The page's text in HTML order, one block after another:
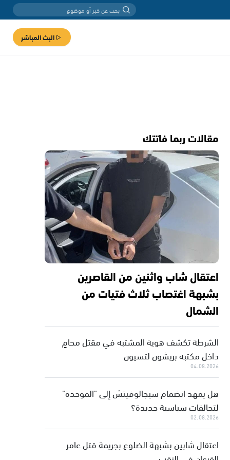
البث المباشر
مقالات ربما فاتتك
اعتقال شاب واثنين من القاصرين
بشبهة اغتصاب ثلاث فتيات من
الشمال
الشرطة تكشف هوية المشتبه في مقتل محامٍ
داخل مكتبه بريشون لتسيون
04.08.2026
هل يمهد انضمام سيجالوفيتش إلى "الموحدة"
لتحالفات سياسية جديدة؟
02.08.2026
اعتقال شابين بشبهة الضلوع بجريمة قتل عامر